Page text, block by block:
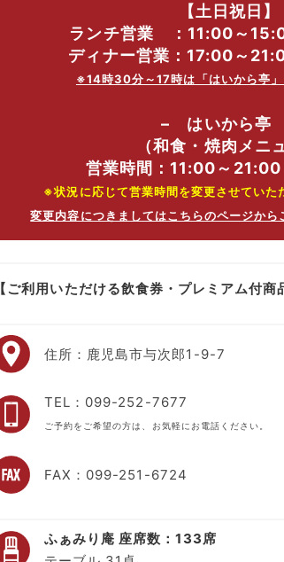
【土日祝日】
ランチ営業 ：11:00～
ディナー営業：17:00～
※14時30分～17時は「はいから亭」
– はいから亭
（和食・焼肉メニ
営業時間：11:00～
※状況に応じて営業時間を変更させていた
変更内容につきましてはこちらのページから
【ご利用いただける飲食券・プレミアム付商
住所：鹿児島市与次郎1-9-7
TEL：099-252-7677
ご予約をご希望の方は、お気軽にお電話ください。
FAX：099-251-6724
ふぁみり庵 座席数：133席